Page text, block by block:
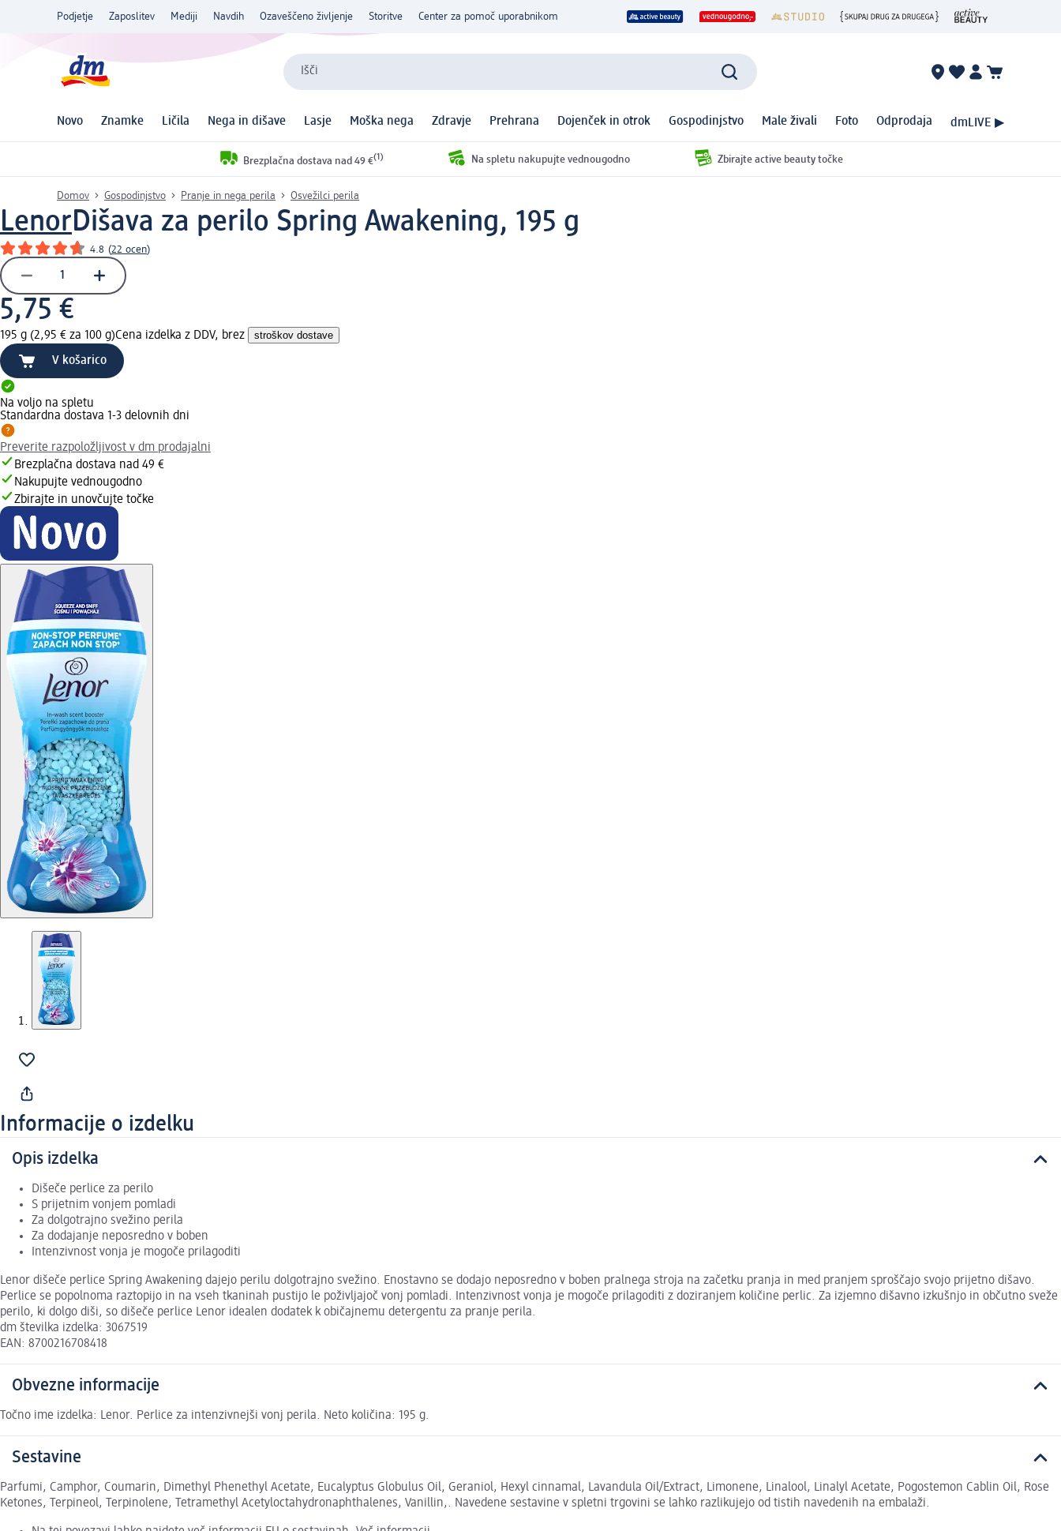
Podjetje Zaposlitev Mediji Navdih Ozaveščeno življenje Storitve Center za pomoč uporabnikom
Išči
Novo Znamke Ličila Nega in dišave Lasje Moška nega Zdravje Prehrana Dojenček in otrok Gospodinjstvo Male živali Foto Odprodaja dmLIVE ▶
Brezplačna dostava nad 49 €(1) Na spletu nakupujte vednougodno Zbirajte active beauty točke
Domov Gospodinjstvo Pranje in nega perila Osvežilci perila
LenorDišava za perilo Spring Awakening, 195 g
4.8 (22 ocen)
5,75 €
195 g (2,95 € za 100 g)Cena izdelka z DDV, brez stroškov dostave
V košarico
Na voljo na spletu
Standardna dostava 1-3 delovnih dni
Preverite razpoložljivost v dm prodajalni
Brezplačna dostava nad 49 €
Nakupujte vednougodno
Zbirajte in unovčujte točke
Informacije o izdelku
Opis izdelka
Dišeče perlice za perilo
S prijetnim vonjem pomladi
Za dolgotrajno svežino perila
Za dodajanje neposredno v boben
Intenzivnost vonja je mogoče prilagoditi
Lenor dišeče perlice Spring Awakening dajejo perilu dolgotrajno svežino. Enostavno se dodajo neposredno v boben pralnega stroja na začetku pranja in med pranjem sproščajo svojo prijetno dišavo.
Perlice se popolnoma raztopijo in na vseh tkaninah pustijo le poživljajoč vonj pomladi. Intenzivnost vonja je mogoče prilagoditi z doziranjem količine perlic. Za izjemno dišavno izkušnjo in občutno sveže
perilo, ki dolgo diši, so dišeče perlice Lenor idealen dodatek k običajnemu detergentu za pranje perila.
dm številka izdelka: 3067519
EAN: 8700216708418
Obvezne informacije
Točno ime izdelka: Lenor. Perlice za intenzivnejši vonj perila. Neto količina: 195 g.
Sestavine
Parfumi, Camphor, Coumarin, Dimethyl Phenethyl Acetate, Eucalyptus Globulus Oil, Geraniol, Hexyl cinnamal, Lavandula Oil/Extract, Limonene, Linalool, Linalyl Acetate, Pogostemon Cablin Oil, Rose
Ketones, Terpineol, Terpinolene, Tetramethyl Acetyloctahydronaphthalenes, Vanillin,. Navedene sestavine v spletni trgovini se lahko razlikujejo od tistih navedenih na embalaži.